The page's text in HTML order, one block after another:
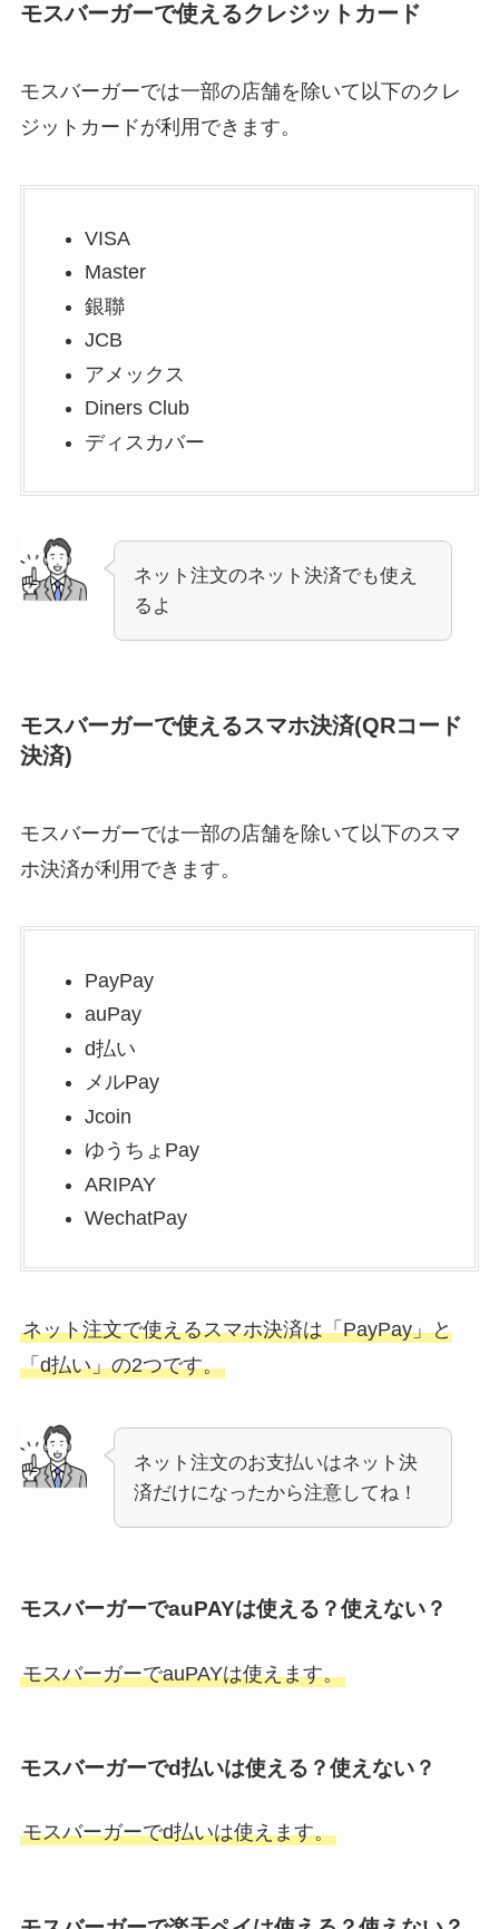
モスバーガーで使えるクレジットカード
モスバーガーでは一部の店舗を除いて以下のクレ
ジットカードが利用できます。
VISA
Master
銀聯
JCB
アメックス
Diners Club
ディスカバー
ネット注文のネット決済でも使え
るよ
モスバーガーで使えるスマホ決済(QRコード
決済)
モスバーガーでは一部の店舗を除いて以下のスマ
ホ決済が利用できます。
PayPay
auPay
d払い
メルPay
Jcoin
ゆうちょPay
ARIPAY
WechatPay
ネット注文で使えるスマホ決済は「PayPay」と
「d払い」の2つです。
ネット注文のお支払いはネット決
済だけになったから注意してね！
モスバーガーでauPAYは使える？使えない？
モスバーガーでauPAYは使えます。
モスバーガーでd払いは使える？使えない？
モスバーガーでd払いは使えます。